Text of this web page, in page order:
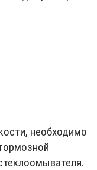
необходимо